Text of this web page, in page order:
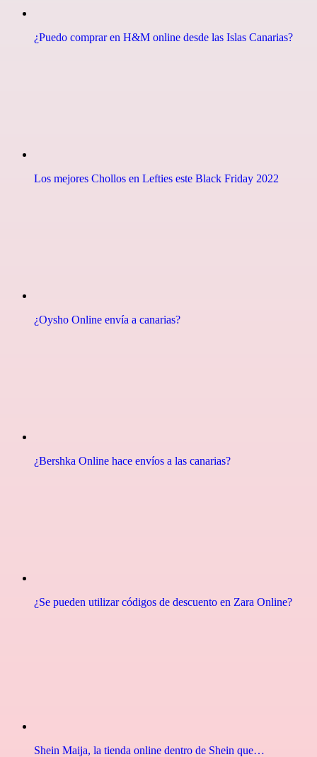
¿Puedo comprar en H&M online desde las Islas Canarias?
Los mejores Chollos en Lefties este Black Friday 2022
¿Oysho Online envía a canarias?
¿Bershka Online hace envíos a las canarias?
¿Se pueden utilizar códigos de descuento en Zara Online?
Shein Maija, la tienda online dentro de Shein que…